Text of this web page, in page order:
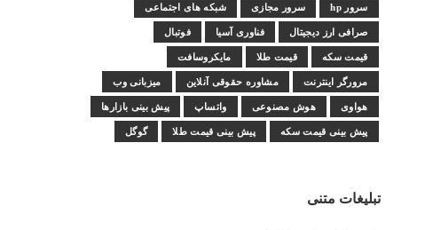
سرور hp سرور مجازی شبکه های اجتماعی
صرافی ارز دیجیتال فناوری آسیا فوتبال
قیمت سکه قیمت طلا مایکروسافت
مرورگر اینترنت مشاوره حقوقی آنلاین میزبانی وب
هواوی هوش مصنوعی واتساپ پیش بینی بازارها
پیش بینی قیمت سکه پیش بینی قیمت طلا گوگل
تبلیغات متنی